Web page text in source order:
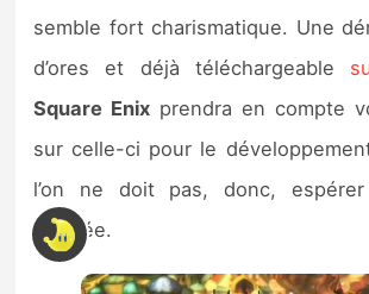
semble fort charismatique. Une
d’ores et déjà téléchargeable
Square Enix prendra en compte
sur celle-ci pour le
l’on ne doit pas, donc,
d’année.